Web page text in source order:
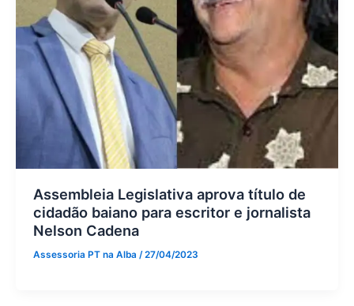
Assembleia Legislativa aprova título de
cidadão baiano para escritor e jornalista
Nelson Cadena
Assessoria PT na Alba /27/04/2023